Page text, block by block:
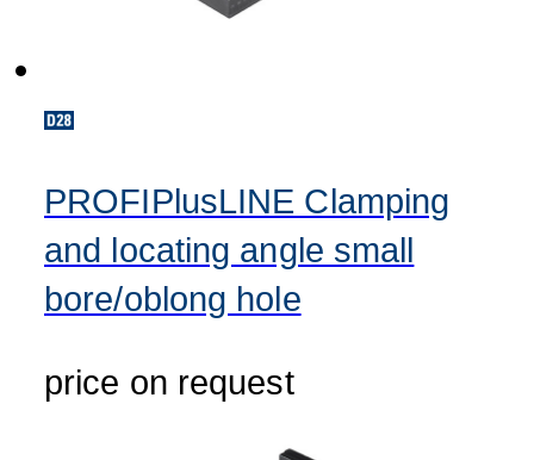
PROFIPlusLINE Clamping
and locating angle small
bore/oblong hole
price on request